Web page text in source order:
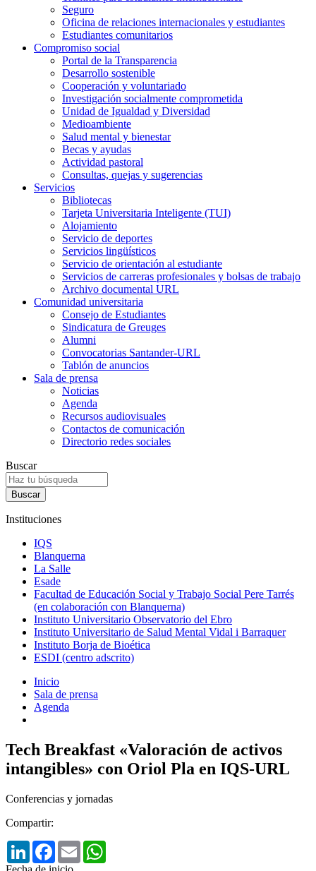
Seguro
Oficina de relaciones internacionales y estudiantes
Estudiantes comunitarios
Compromiso social
Portal de la Transparencia
Desarrollo sostenible
Cooperación y voluntariado
Investigación socialmente comprometida
Unidad de Igualdad y Diversidad
Medioambiente
Salud mental y bienestar
Becas y ayudas
Actividad pastoral
Consultas, quejas y sugerencias
Servicios
Bibliotecas
Tarjeta Universitaria Inteligente (TUI)
Alojamiento
Servicio de deportes
Servicios lingüísticos
Servicio de orientación al estudiante
Servicios de carreras profesionales y bolsas de trabajo
Archivo documental URL
Comunidad universitaria
Consejo de Estudiantes
Sindicatura de Greuges
Alumni
Convocatorias Santander-URL
Tablón de anuncios
Sala de prensa
Noticias
Agenda
Recursos audiovisuales
Contactos de comunicación
Directorio redes sociales
Buscar
Instituciones
IQS
Blanquerna
La Salle
Esade
Facultad de Educación Social y Trabajo Social Pere Tarrés
(en colaboración con Blanquerna)
Instituto Universitario Observatorio del Ebro
Instituto Universitario de Salud Mental Vidal i Barraquer
Instituto Borja de Bioética
ESDI (centro adscrito)
Inicio
Sala de prensa
Agenda
Tech Breakfast «Valoración de activos
intangibles» con Oriol Pla en IQS-URL
Conferencias y jornadas
Compartir:
LinkedInFacebook
Email